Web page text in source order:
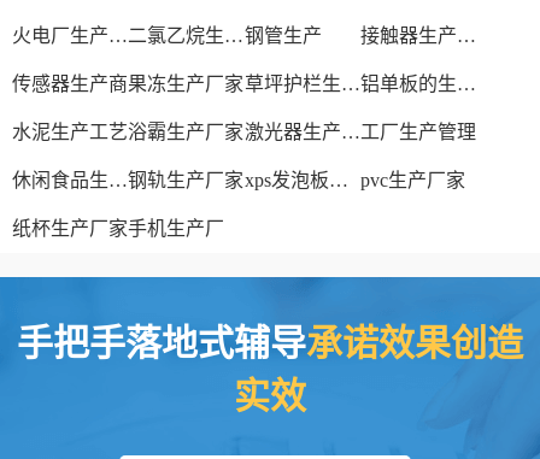
火电厂生产过程 二氯乙烷生产厂家钢管生产 接触器生产厂家
传感器生产商果冻生产厂家 草坪护栏生产厂家 铝单板的生产厂家
水泥生产工艺浴霸生产厂家 激光器生产厂家工厂生产管理
休闲食品生产线钢轨生产厂家 xps发泡板材生产线 pvc生产厂家
纸杯生产厂家手机生产厂
手把手落地式辅导承诺效果创造
实效